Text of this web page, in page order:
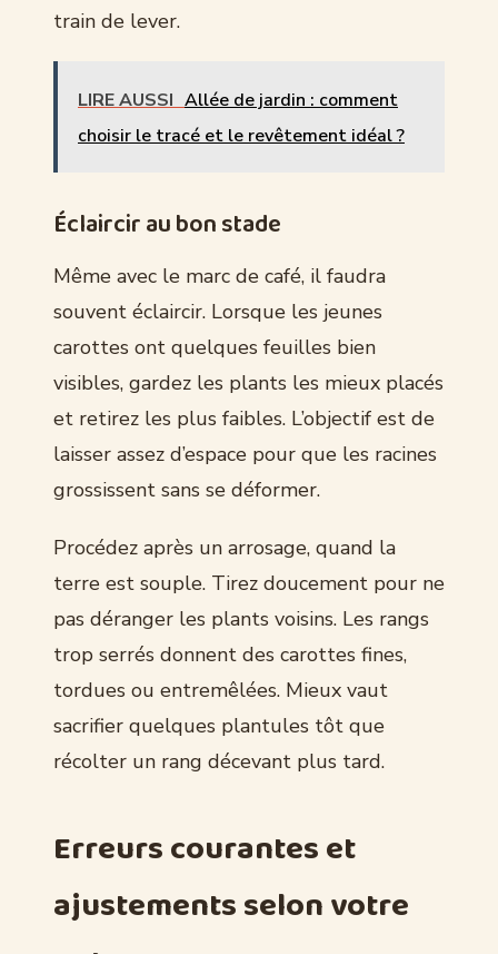
train de lever.
LIRE AUSSI Allée de jardin : comment
choisir le tracé et le revêtement idéal ?
Éclaircir au bon stade
Même avec le marc de café, il faudra
souvent éclaircir. Lorsque les jeunes
carottes ont quelques feuilles bien
visibles, gardez les plants les mieux placés
et retirez les plus faibles. L’objectif est de
laisser assez d’espace pour que les racines
grossissent sans se déformer.
Procédez après un arrosage, quand la
terre est souple. Tirez doucement pour ne
pas déranger les plants voisins. Les rangs
trop serrés donnent des carottes fines,
tordues ou entremêlées. Mieux vaut
sacrifier quelques plantules tôt que
récolter un rang décevant plus tard.
Erreurs courantes et
ajustements selon votre